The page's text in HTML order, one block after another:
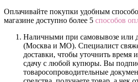
Оплачивайте покупки удобным
магазине доступно более 5 способов
Наличными при самовывозе или
(Москва и МО). Специалист
доставки, чтобы уточнить время
сдачу с любой купюры. Вы
товаросопроводительные